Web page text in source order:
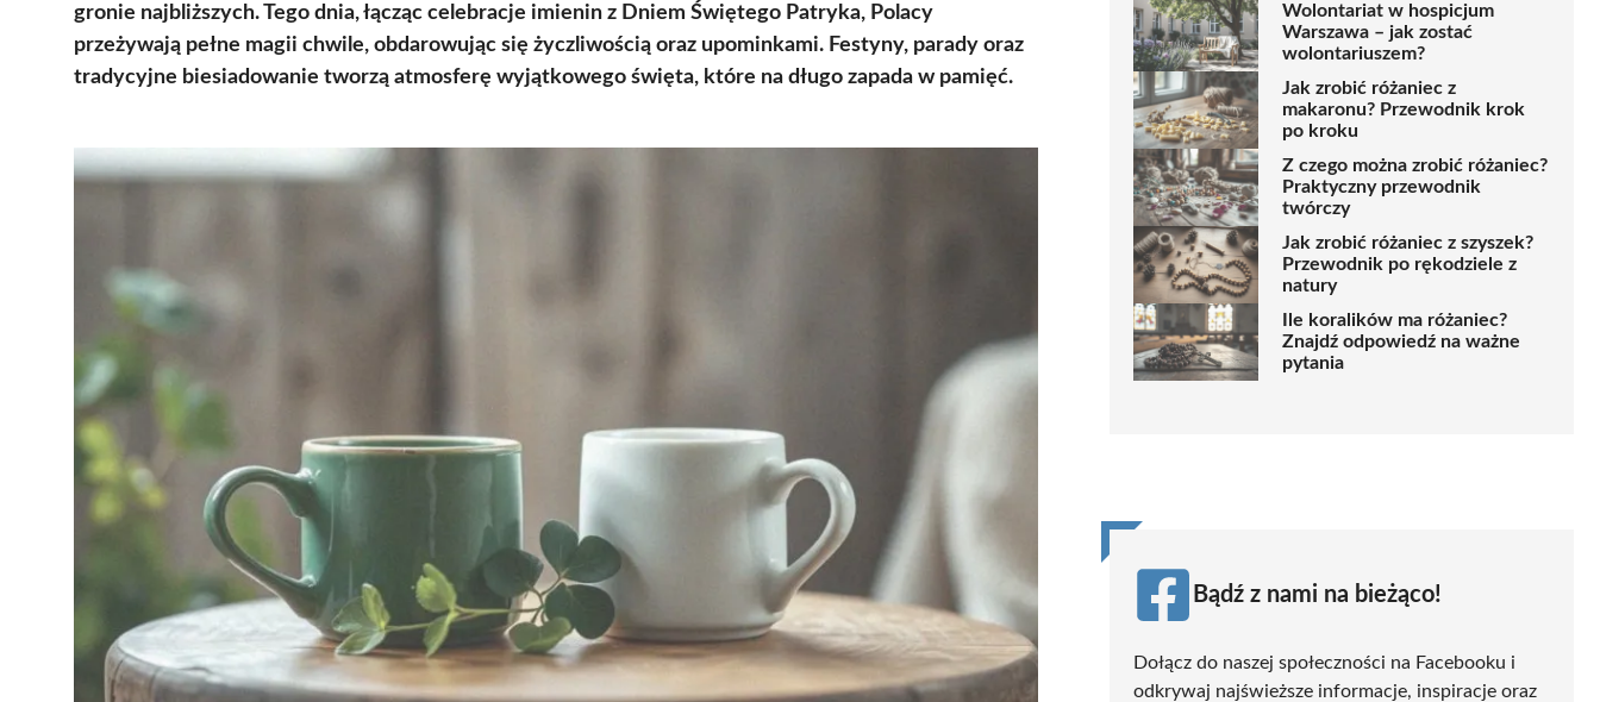
gronie najbliższych. Tego dnia, łącząc celebracje imienin z Dniem Świętego Patryka, Polacy
przeżywają pełne magii chwile, obdarowując się życzliwością oraz upominkami. Festyny, parady oraz
tradycyjne biesiadowanie tworzą atmosferę wyjątkowego święta, które na długo zapada w pamięć.
Wolontariat w hospicjum
Warszawa – jak zostać
wolontariuszem?
Jak zrobić różaniec z
makaronu? Przewodnik krok
po kroku
Z czego można zrobić różaniec?
Praktyczny przewodnik
twórczy
Jak zrobić różaniec z szyszek?
Przewodnik po rękodziele z
natury
Ile koralików ma różaniec?
Znajdź odpowiedź na ważne
pytania
Bądź z nami na bieżąco!
Dołącz do naszej społeczności na Facebooku i
odkrywaj najświeższe informacje, inspiracje oraz